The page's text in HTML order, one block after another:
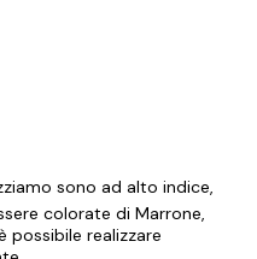
sono ad alto indice,
colorate di Marrone,
possibile realizzare